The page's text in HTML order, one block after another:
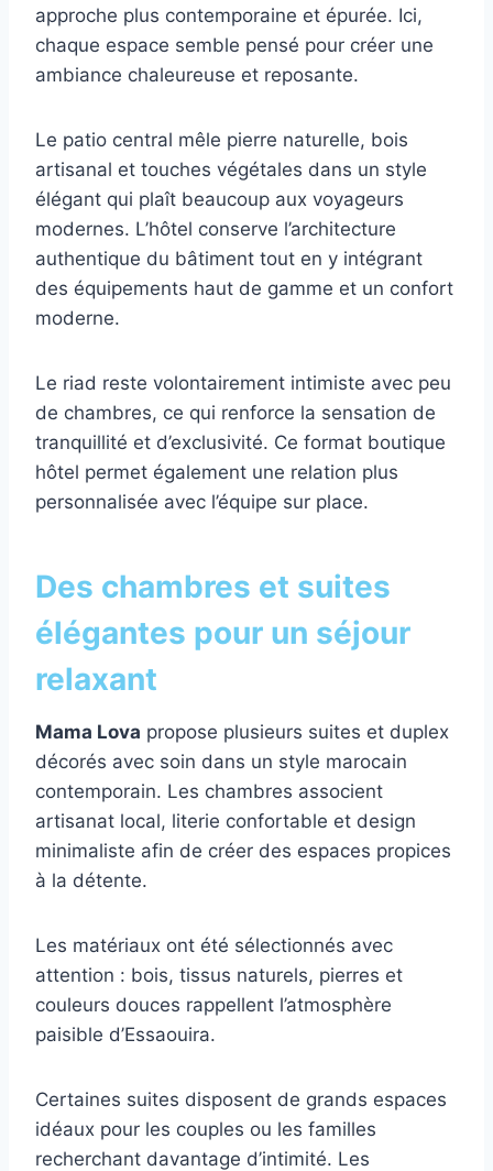
approche plus contemporaine et épurée. Ici,
chaque espace semble pensé pour créer une
ambiance chaleureuse et reposante.
Le patio central mêle pierre naturelle, bois
artisanal et touches végétales dans un style
élégant qui plaît beaucoup aux voyageurs
modernes. L’hôtel conserve l’architecture
authentique du bâtiment tout en y intégrant
des équipements haut de gamme et un confort
moderne.
Le riad reste volontairement intimiste avec peu
de chambres, ce qui renforce la sensation de
tranquillité et d’exclusivité. Ce format boutique
hôtel permet également une relation plus
personnalisée avec l’équipe sur place.
Des chambres et suites
élégantes pour un séjour
relaxant
Mama Lova propose plusieurs suites et duplex
décorés avec soin dans un style marocain
contemporain. Les chambres associent
artisanat local, literie confortable et design
minimaliste afin de créer des espaces propices
à la détente.
Les matériaux ont été sélectionnés avec
attention : bois, tissus naturels, pierres et
couleurs douces rappellent l’atmosphère
paisible d’Essaouira.
Certaines suites disposent de grands espaces
idéaux pour les couples ou les familles
recherchant davantage d’intimité. Les